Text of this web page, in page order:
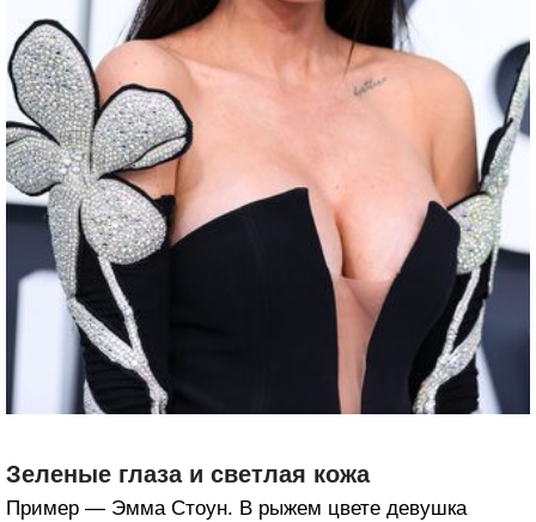
Зеленые глаза и светлая кожа
Пример — Эмма Стоун. В рыжем цвете девушка